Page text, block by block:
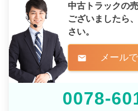
中古トラックの
ございましたら、
さい。
mail メール
0078-